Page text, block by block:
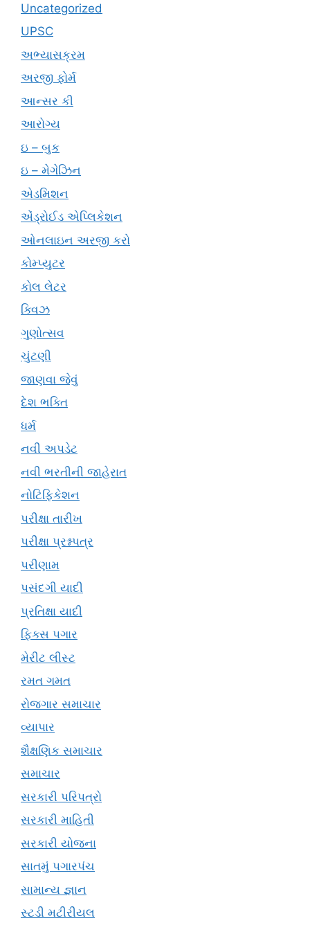
Uncategorized
UPSC
અભ્યાસક્રમ
અરજી ફોર્મ
આન્સર કી
આરોગ્ય
ઇ – બુક
ઇ – મેગેઝિન
એડમિશન
એંડ્રોઈડ એપ્લિકેશન
ઓનલાઇન અરજી કરો
કોમ્પ્યુટર
કોલ લેટર
ક્વિઝ
ગુણોત્સવ
ચુંટણી
જાણવા જેવું
દેશ ભક્તિ
ધર્મ
નવી અપડેટ
નવી ભરતીની જાહેરાત
નોટિફિકેશન
પરીક્ષા તારીખ
પરીક્ષા પ્રશ્નપત્ર
પરીણામ
પસંદગી યાદી
પ્રતિક્ષા યાદી
ફિક્સ પગાર
મેરીટ લીસ્ટ
રમત ગમત
રોજગાર સમાચાર
વ્યાપાર
શૈક્ષણિક સમાચાર
સમાચાર
સરકારી પરિપત્રો
સરકારી માહિતી
સરકારી યોજના
સાતમું પગારપંચ
સામાન્ય જ્ઞાન
સ્ટડી મટીરીયલ